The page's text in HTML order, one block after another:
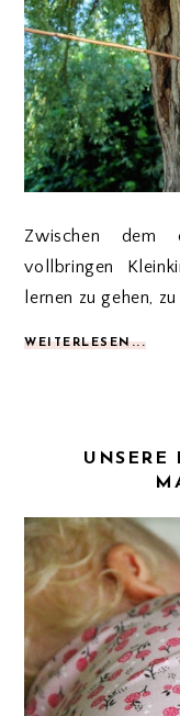
Zwischen dem
vollbringen
lernen zu gehen,
WEITERLESEN...
UNSERE